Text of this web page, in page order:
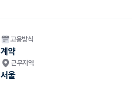
고용방식
계약
근무지역
서울